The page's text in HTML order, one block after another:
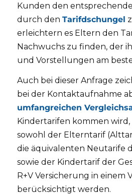
Kunden den
durch den Tarifdschungel
erleichtern es Eltern den
Nachwuchs zu finden, der
und Vorstellungen am
Auch bei dieser Anfrage
bei der Kontaktaufnahme
umfangreichen
Kindertarifen kommen
sowohl der Elterntarif
die äquivalenten Neutarife
sowie der Kindertarif der
R+V Versicherung in einem
berücksichtigt werden.